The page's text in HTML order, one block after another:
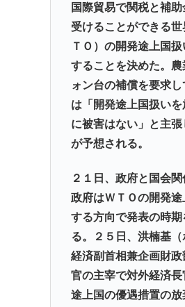
国際貿易で関税と補
受けることができる
ＴＯ）の開発途上国
することを決めた。
ォン台の補償を要求
は「開発途上国扱い
に被害はない」と主
が予想される。
２１日、政府と国会関
政府はＷＴＯの開発
する方向で発表の時
る。２５日、洪楠基（
経済副首相兼企画財
官の主宰で対外経済長
途上国の優遇措置の